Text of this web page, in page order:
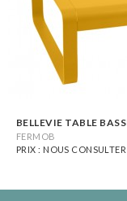
BELLEVIE TABLE
FERMOB
PRIX : NOUS CONSULTER